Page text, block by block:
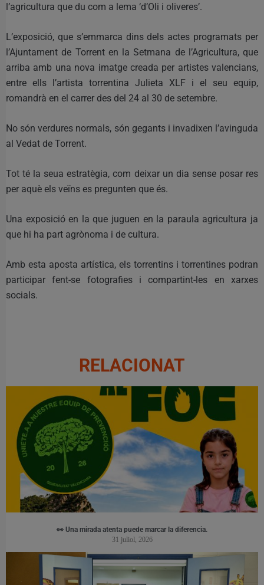
l’agricultura que du com a lema ‘d’Oli i oliveres’.
L’exposició, que s’emmarca dins dels actes programats per
l’Ajuntament de Torrent en la Setmana de l’Agricultura, que
arriba amb una nova imatge creada per artistes valencians,
entre ells l’artista torrentina Julieta XLF i el seu equip,
romandrà en el carrer des del 24 al 30 de setembre.
No són verdures normals, són gegants i invadixen l’avinguda
al Vedat de Torrent.
Tot té la seua estratègia, com deixar un dia sense posar res
per aquè els veïns es pregunten que és.
Una exposició en la que juguen en la paraula agricultura ja
que hi ha part agrònoma i de cultura.
Amb esta aposta artística, els torrentins i torrentines podran
participar fent-se fotografies i compartint-les en xarxes
socials.
RELACIONAT
👀 Una mirada atenta puede marcar la diferencia.
31 juliol, 2026